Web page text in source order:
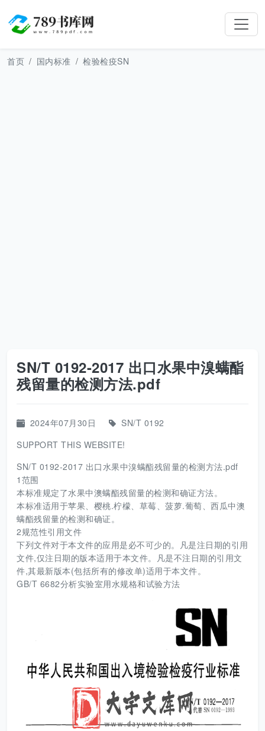
首页 国内标准 检验检疫SN
SN/T 0192-2017 出口水果中溴螨酯
残留量的检测方法.pdf
2024年07月30日
SN/T 0192
SUPPORT THIS WEBSITE!
SN/T 0192-2017 出口水果中溴螨酯残留量的检测方法.pdf
1范围
本标准规定了水果中澳螨酯残留量的检测和确证方法。
本标准适用于苹果、樱桃.柠檬、草莓、菠萝.葡萄、西瓜中澳
螨酯残留量的检测和确证。
2规范性引用文件
下列文件对于本文件的应用是必不可少的。凡是注日期的引用
文件,仅注日期的版本适用于本文件。凡是不注日期的引用文
件,其最新版本(包括所有的修改单)适用于本文件。
GB/T 6682分析实验室用水规格和试验方法